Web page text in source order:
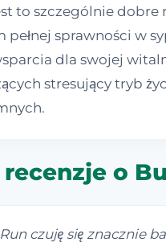
to szczególnie
pełnej sprawności w
dla swojej
stresujący tryb
o
czuję się znacznie